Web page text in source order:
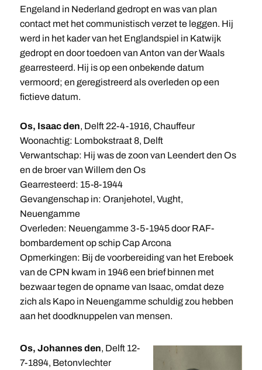
Engeland in Nederland gedropt en was van plan
contact met het communistisch verzet te leggen. Hij
werd in het kader van het Englandspiel in Katwijk
gedropt en door toedoen van Anton van der Waals
gearresteerd. Hij is op een onbekende datum
vermoord; en geregistreerd als overleden op een
fictieve datum.
Os, Isaac den, Delft 22-4-1916, Chauffeur
Woonachtig: Lombokstraat 8, Delft
Verwantschap: Hij was de zoon van Leendert den Os
en de broer van Willem den Os
Gearresteerd: 15-8-1944
Gevangenschap in: Oranjehotel, Vught,
Neuengamme
Overleden: Neuengamme 3-5-1945 door RAF-
bombardement op schip Cap Arcona
Opmerkingen: Bij de voorbereiding van het Ereboek
van de CPN kwam in 1946 een brief binnen met
bezwaar tegen de opname van Isaac, omdat deze
zich als Kapo in Neuengamme schuldig zou hebben
aan het doodknuppelen van mensen.
Os, Johannes den, Delft 12-
7-1894, Betonvlechter